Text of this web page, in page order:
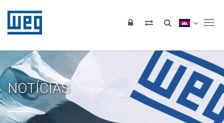
NOTÍCIAS